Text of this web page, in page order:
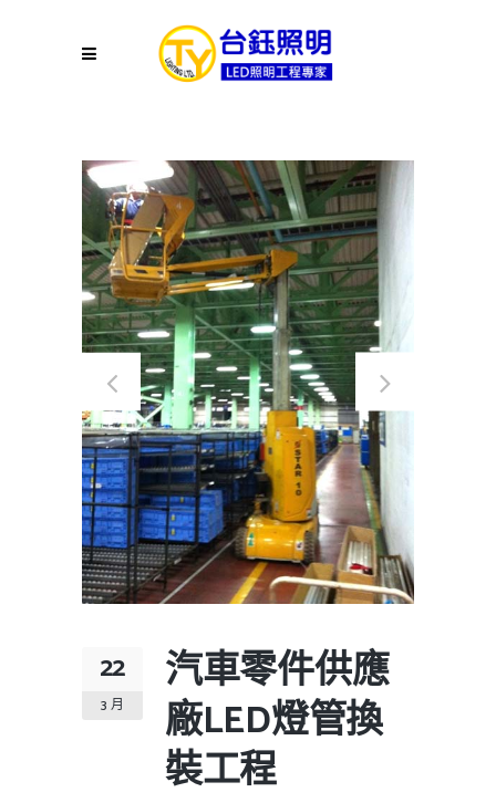
22
3 月
汽車零件供應
廠LED燈管換
裝工程